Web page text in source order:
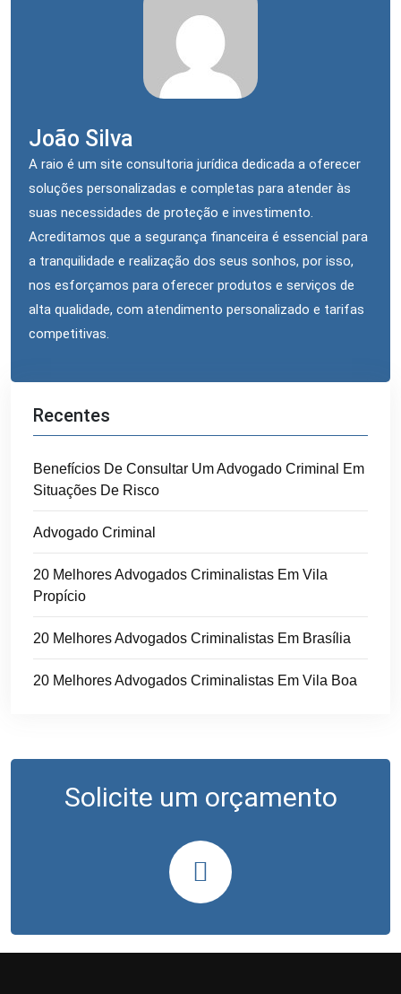
João Silva
A raio é um site consultoria jurídica dedicada a oferecer
soluções personalizadas e completas para atender às
suas necessidades de proteção e investimento.
Acreditamos que a segurança financeira é essencial para
a tranquilidade e realização dos seus sonhos, por isso,
nos esforçamos para oferecer produtos e serviços de
alta qualidade, com atendimento personalizado e tarifas
competitivas.
Recentes
Benefícios De Consultar Um Advogado Criminal Em
Situações De Risco
Advogado Criminal
20 Melhores Advogados Criminalistas Em Vila
Propício
20 Melhores Advogados Criminalistas Em Brasília
20 Melhores Advogados Criminalistas Em Vila Boa
Solicite um orçamento